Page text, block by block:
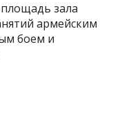
зала
армейским
боем и